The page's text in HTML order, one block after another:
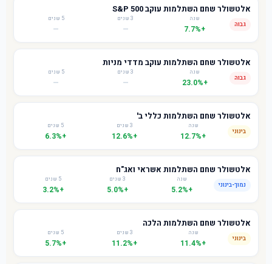
אלטשולר שחם השתלמות עוקב S&P 500
גבוה
שנה
+7.7%
3 שנים
—
5 שנים
—
אלטשולר שחם השתלמות עוקב מדדי מניות
גבוה
שנה
+23.0%
3 שנים
—
5 שנים
—
אלטשולר שחם השתלמות כללי ב'
בינוני
שנה
+12.7%
3 שנים
+12.6%
5 שנים
+6.3%
אלטשולר שחם השתלמות אשראי ואג"ח
נמוך-בינוני
שנה
+5.2%
3 שנים
+5.0%
5 שנים
+3.2%
אלטשולר שחם השתלמות הלכה
בינוני
שנה
+11.4%
3 שנים
+11.2%
5 שנים
+5.7%